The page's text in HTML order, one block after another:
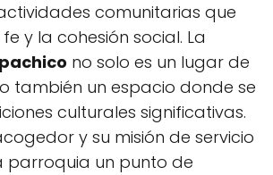
comunitarias que
y la cohesión social. La
no solo es un lugar de
también un espacio donde se
culturales significativas.
y su misión de servicio
parroquia un punto de